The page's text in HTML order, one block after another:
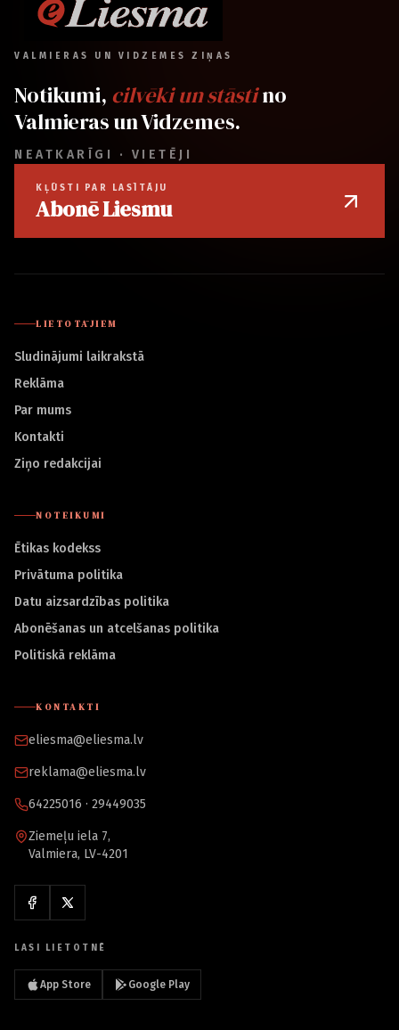
VALMIERAS UN VIDZEMES ZIŅAS
Notikumi, cilvēki un stāstino
Valmieras un Vidzemes.
NEATKARĪGI · VIETĒJI
KĻŪSTI PAR LASĪTĀJU
Abonē Liesmu
LIETOTĀJIEM
Sludinājumi laikrakstā
Reklāma
Par mums
Kontakti
Ziņo redakcijai
NOTEIKUMI
Ētikas kodekss
Privātuma politika
Datu aizsardzības politika
Abonēšanas un atcelšanas politika
Politiskā reklāma
KONTAKTI
eliesma@eliesma.lv
reklama@eliesma.lv
64225016 · 29449035
Ziemeļu iela 7,
Valmiera, LV-4201
LASI LIETOTNĒ
App Store Google Play